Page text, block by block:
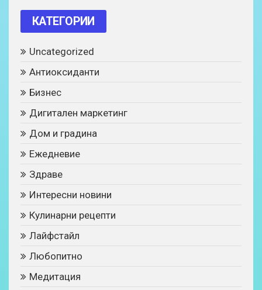
КАТЕГОРИИ
Uncategorized
Антиоксиданти
Бизнес
Дигитален маркетинг
Дом и градина
Ежедневие
Здраве
Интересни новини
Кулинарни рецепти
Лайфстайл
Любопитно
Медитация